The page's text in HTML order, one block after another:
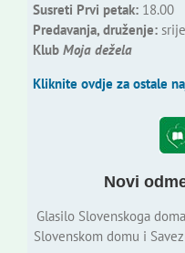
Susreti Prvi petak:18.00
Predavanja, druženje:
Klub Moja dežela
Kliknite ovdje za ostale
Novi
Glasilo Slovenskoga
Slovenskom domu i